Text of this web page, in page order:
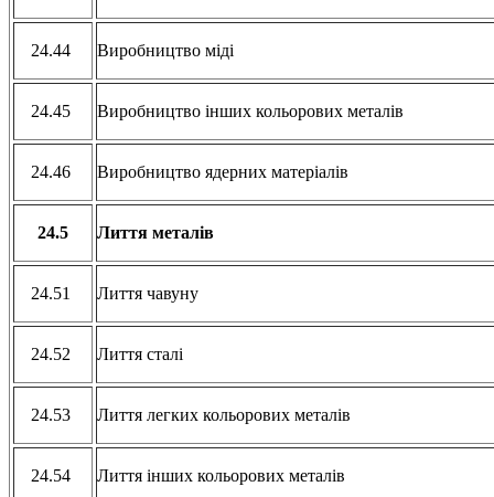
24.44 Виробництво міді
24.45 Виробництво інших кольорових металів
24.46 Виробництво ядерних матеріалів
24.5 Лиття металів
24.51 Лиття чавуну
24.52 Лиття сталі
24.53 Лиття легких кольорових металів
24.54 Лиття інших кольорових металів